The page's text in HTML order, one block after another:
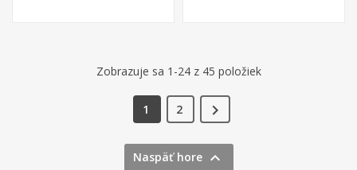
Zobrazuje sa 1-24 z 45 položiek
1 2 
Naspäť hore 